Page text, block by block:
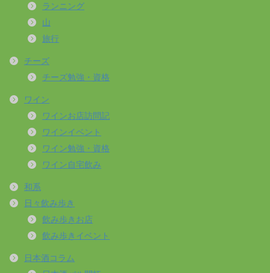
ランニング
山
旅行
チーズ
チーズ勉強・資格
ワイン
ワインお店訪問記
ワインイベント
ワイン勉強・資格
ワイン自宅飲み
和系
日々飲み歩き
飲み歩きお店
飲み歩きイベント
日本酒コラム